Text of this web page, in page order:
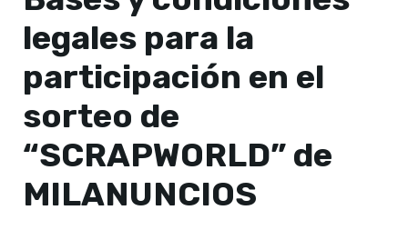
legales para la
participación en el
sorteo de
“SCRAPWORLD” de
MILANUNCIOS